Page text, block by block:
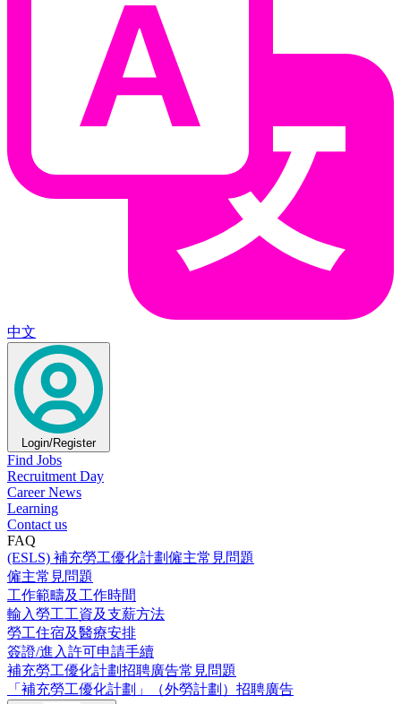
中文
Login/Register
Find Jobs
Recruitment Day
Career News
Learning
Contact us
FAQ
(ESLS) 補充勞工優化計劃僱主常見問題
僱主常見問題
工作範疇及工作時間
輸入勞工工資及支薪方法
勞工住宿及醫療安排
簽證/進入許可申請手續
補充勞工優化計劃招聘廣告常見問題
「補充勞工優化計劃」（外勞計劃）招聘廣告